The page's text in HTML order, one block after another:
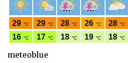
meteoblue